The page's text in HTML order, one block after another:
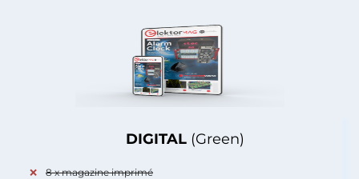
DIGITAL (Green)
8 x magazine imprimé